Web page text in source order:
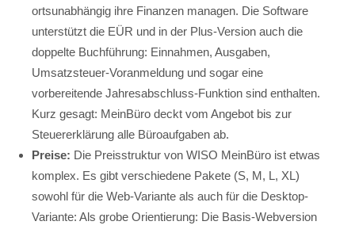
ortsunabhängig ihre Finanzen managen. Die Software
unterstützt die EÜR und in der Plus-Version auch die
doppelte Buchführung: Einnahmen, Ausgaben,
Umsatzsteuer-Voranmeldung und sogar eine
vorbereitende Jahresabschluss-Funktion sind enthalten.
Kurz gesagt: MeinBüro deckt vom Angebot bis zur
Steuererklärung alle Büroaufgaben ab.
Preise: Die Preisstruktur von WISO MeinBüro ist etwas
komplex. Es gibt verschiedene Pakete (S, M, L, XL)
sowohl für die Web-Variante als auch für die Desktop-
Variante: Als grobe Orientierung: Die Basis-Webversion